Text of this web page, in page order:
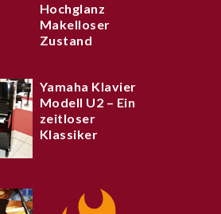
Hochglanz
Makelloser
Zustand
Yamaha Klavier
Modell U2 – Ein
zeitloser
Klassiker